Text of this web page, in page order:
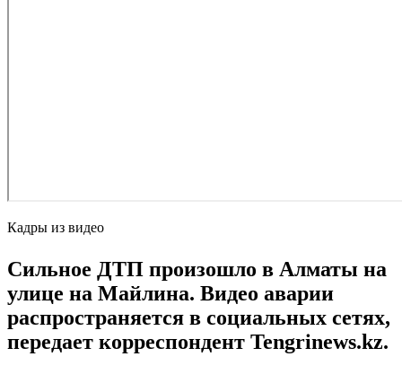
Кадры из видео
Сильное ДТП произошло в Алматы на
улице на Майлина. Видео аварии
распространяется в социальных сетях,
передает корреспондент Tengrinews.kz.